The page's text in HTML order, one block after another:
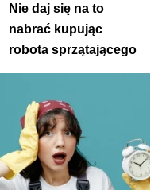
Nie daj się na to
nabrać kupując
robota sprzątającego